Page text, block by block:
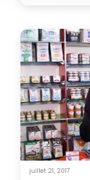
juillet 21, 2017